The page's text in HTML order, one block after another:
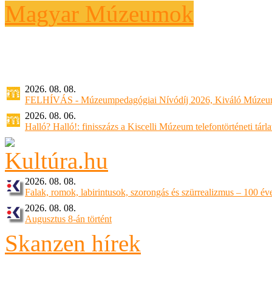
Magyar Múzeumok
2026. 08. 08.
FELHÍVÁS - Múzeumpedagógiai Nívódíj 2026, Kiváló
2026. 08. 06.
Halló? Halló!: finisszázs a Kiscelli Múzeum telefontörténeti
2026. 08. 08.
Falak, romok, labirintusok, szorongás és szürrealizmus – 100
2026. 08. 08.
Augusztus 8-án történt
Skanzen hírek